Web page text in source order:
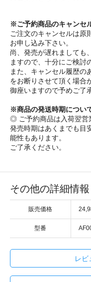
※ご予約商品のキャンセ
ご注文のキャンセルは原
お申し込み下さい。
尚、発売が遅れましても
ますので、十分にご検討
また、キャンセル履歴の
をお断りさせて頂く場合
御座いますので予めご了
※商品の発送時期につい
◎ ご予約商品は入荷翌営
発売時期はあくまでも目
能性もあります。
ご了承ください。
その他の詳細情報
販売価格
型番
レビ